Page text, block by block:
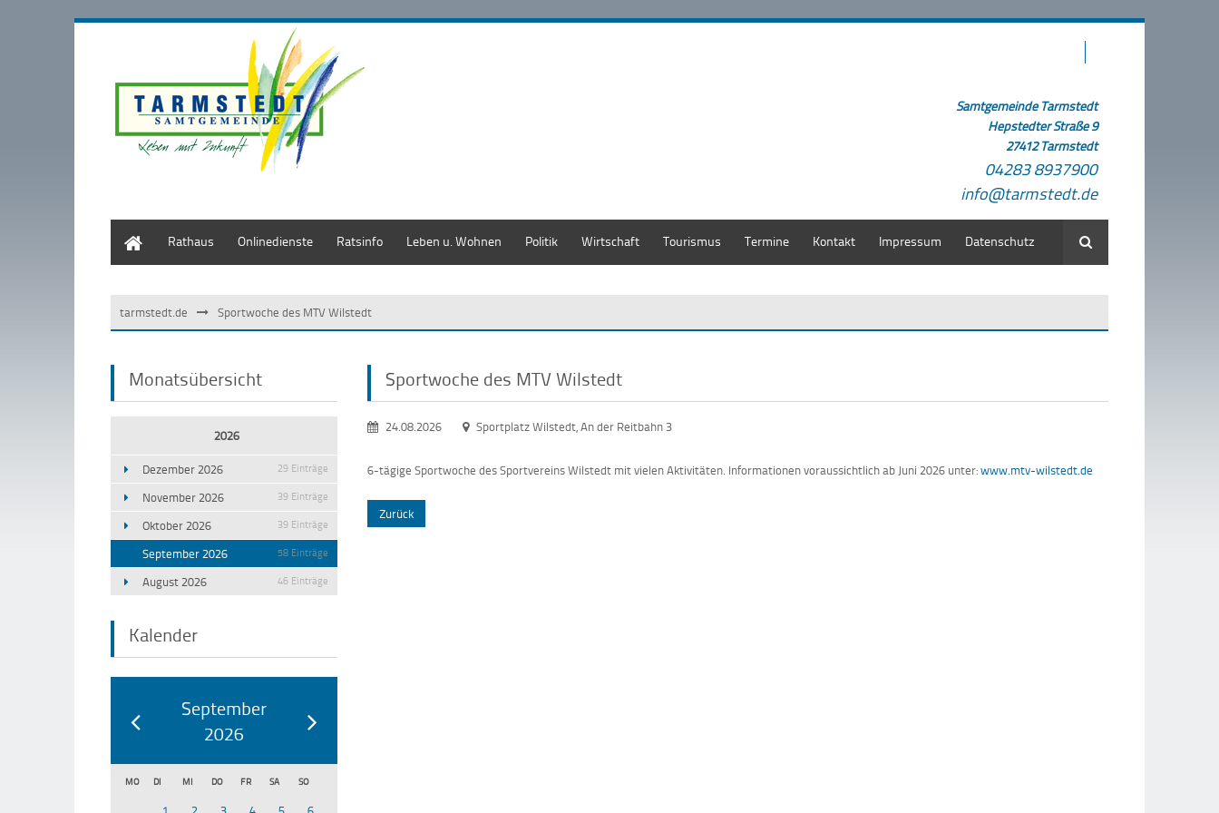
Samtgemeinde Tarmstedt
Hepstedter Straße 9
27412 Tarmstedt
04283 8937900
info@tarmstedt.de
Rathaus Onlinedienste Ratsinfo Leben u. Wohnen Politik Wirtschaft Tourismus Termine Kontakt Impressum Datenschutz Suche
tarmstedt.de Sportwoche des MTV Wilstedt
Monatsübersicht
2026
Dezember 2026 29 Einträge
November 2026 39 Einträge
Oktober 2026 39 Einträge
September 2026 58 Einträge
August 2026 46 Einträge
Kalender
September
2026
MO DI MI DO FR SA SO
Sportwoche des MTV Wilstedt
24.08.2026 Sportplatz Wilstedt, An der Reitbahn 3
6-tägige Sportwoche des Sportvereins Wilstedt mit vielen Aktivitäten. Informationen voraussichtlich ab Juni 2026 unter:www.mtv-wilstedt.de
Zurück